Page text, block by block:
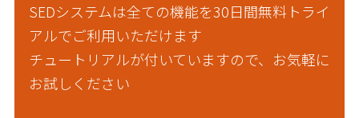
SEDシステムは全ての機能を30日間無料トライ
アルでご利用いただけます
チュートリアルが付いていますので、お気軽に
お試しください